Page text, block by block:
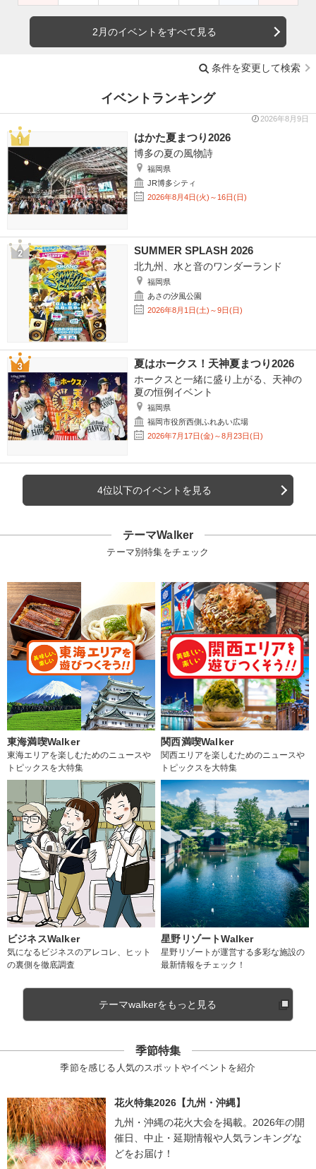
2月のイベントをすべて見る
条件を変更して検索
イベントランキング
2026年8月9日
はかた夏まつり2026
博多の夏の風物詩
福岡県
JR博多シティ
2026年8月4日(火)～16日(日)
SUMMER SPLASH 2026
北九州、水と音のワンダーランド
福岡県
あさの汐風公園
2026年8月1日(土)～9日(日)
夏はホークス！天神夏まつり2026
ホークスと一緒に盛り上がる、天神の
夏の恒例イベント
福岡県
福岡市役所西側ふれあい広場
2026年7月17日(金)～8月23日(日)
4位以下のイベントを見る
テーマWalker
テーマ別特集をチェック
東海満喫Walker
東海エリアを楽しむためのニュースや
トピックスを大特集
関西満喫Walker
関西エリアを楽しむためのニュースや
トピックスを大特集
ビジネスWalker
気になるビジネスのアレコレ、ヒット
の裏側を徹底調査
星野リゾートWalker
星野リゾートが運営する多彩な施設の
最新情報をチェック！
テーマwalkerをもっと見る
季節特集
季節を感じる人気のスポットやイベントを紹介
花火特集2026【九州・沖縄】
九州・沖縄の花火大会を掲載。2026年の開
催日、中止・延期情報や人気ランキングな
どをお届け！